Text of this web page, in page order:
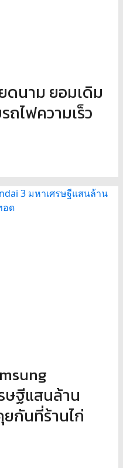
ดนาม ยอมเดิม
ถไฟความเร็ว
ษฐีแสนล้าน
กันที่ร้านไก่